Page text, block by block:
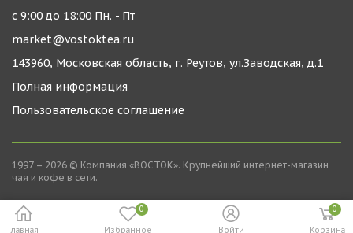
Главная
0
Избранное Войти
0
Корзина
с 9:00 до 18:00 Пн. - Пт
market@vostoktea.ru
143960, Московская область, г. Реутов, ул.Заводская, д.1
Полная информация
Пользовательское соглашение
1997 – 2026 © Компания «ВОСТОК». Крупнейший интернет-магазин
чая и кофе в сети.